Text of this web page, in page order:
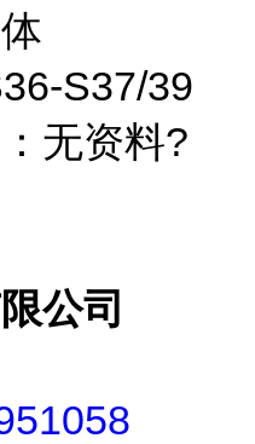
S37/39
无资料?
公司